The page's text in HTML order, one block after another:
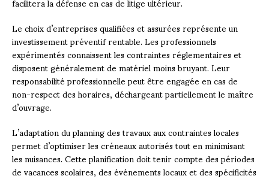
Le choix d’entreprises qualifiées et assurées représente un
investissement préventif rentable. Les professionnels
expérimentés connaissent les contraintes réglementaires et
disposent généralement de matériel moins bruyant. Leur
responsabilité professionnelle peut être engagée en cas de
non-respect des horaires, déchargeant partiellement le maître
d’ouvrage.
L’adaptation du planning des travaux aux contraintes locales
permet d’optimiser les créneaux autorisés tout en minimisant
les nuisances. Cette planification doit tenir compte des périodes
de vacances scolaires, des événements locaux et des spécificités